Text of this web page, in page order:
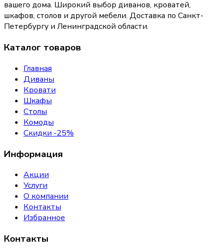
вашего дома. Широкий выбор диванов, кроватей,
шкафов, столов и другой мебели. Доставка по Санкт-
Петербургу и Ленинградской области.
Каталог товаров
Главная
Диваны
Кровати
Шкафы
Столы
Комоды
Скидки -25%
Информация
Акции
Услуги
О компании
Контакты
Избранное
Контакты